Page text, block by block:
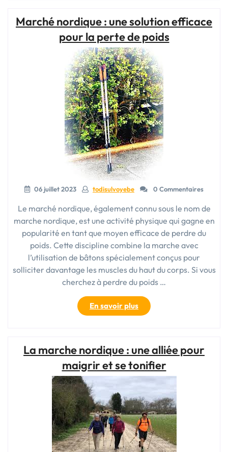
marchant
nordique
:
une
méthode
efficace
et
agréable »
Marché nordique : une solution efficace
pour la perte de poids
06 juillet 2023 todisulvoyebe 0 Commentaires
Le marché nordique, également connu sous le nom de
marche nordique, est une activité physique qui gagne en
popularité en tant que moyen efficace de perdre du
poids. Cette discipline combine la marche avec
l’utilisation de bâtons spécialement conçus pour
solliciter davantage les muscles du haut du corps. Si vous
cherchez à perdre du poids …
En savoir plus« Marché
nordique
solution
efficace
pour
la
perte
de
poids »
La marche nordique : une alliée pour
maigrir et se tonifier